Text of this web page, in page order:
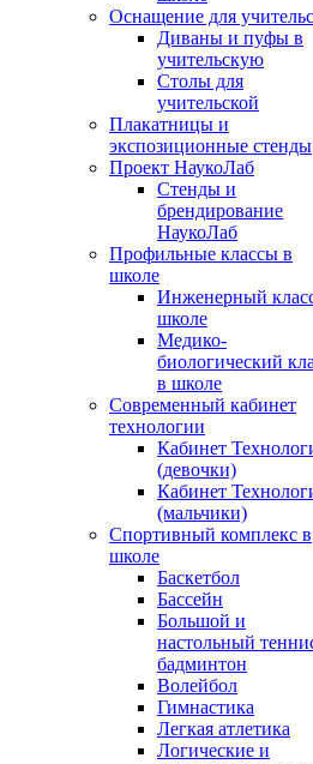
Оснащение для
Диваны и пуфы в
учительскую
Столы для
учительской
Плакатницы и
экспозиционные стенды
Проект НаукоЛаб
Стенды и
брендирование
НаукоЛаб
Профильные классы в
школе
Инженерный
школе
Медико-
биологический
в школе
Современный кабинет
технологии
Кабинет
(девочки)
Кабинет
(мальчики)
Спортивный комплекс в
школе
Баскетбол
Бассейн
Большой и
настольный
бадминтон
Волейбол
Гимнастика
Легкая атлетика
Логические и